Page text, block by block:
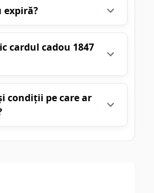
expiră?
cardul cadou 1847
condiții pe care ar